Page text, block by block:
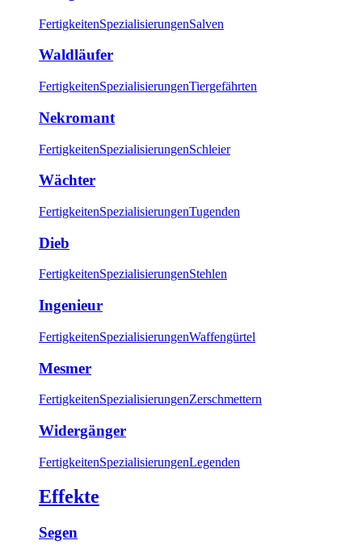
FertigkeitenSpezialisierungenSalven
Waldläufer
FertigkeitenSpezialisierungenTiergefährten
Nekromant
FertigkeitenSpezialisierungenSchleier
Wächter
FertigkeitenSpezialisierungenTugenden
Dieb
FertigkeitenSpezialisierungenStehlen
Ingenieur
FertigkeitenSpezialisierungenWaffengürtel
Mesmer
FertigkeitenSpezialisierungenZerschmettern
Widergänger
FertigkeitenSpezialisierungenLegenden
Effekte
Segen